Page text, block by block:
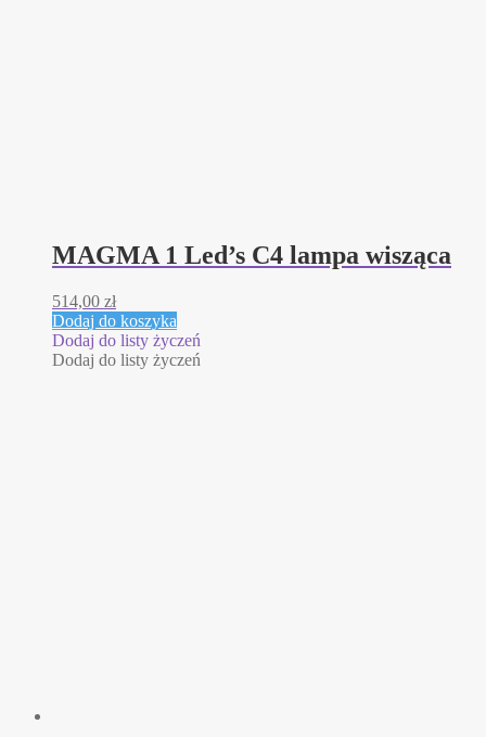
MAGMA 1 Led’s C4 lampa wisząca
514,00 zł
Dodaj do koszyka
Dodaj do listy życzeń
Dodaj do listy życzeń